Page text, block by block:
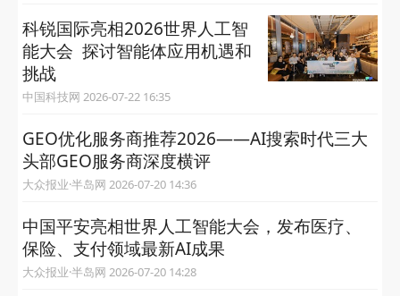
科锐国际亮相2026世界人工智
能大会 探讨智能体应用机遇和
挑战
中国科技网 2026-07-22 16:35
GEO优化服务商推荐2026——AI搜索时代三大
头部GEO服务商深度横评
大众报业·半岛网 2026-07-20 14:36
中国平安亮相世界人工智能大会，发布医疗、
保险、支付领域最新AI成果
大众报业·半岛网 2026-07-20 14:28